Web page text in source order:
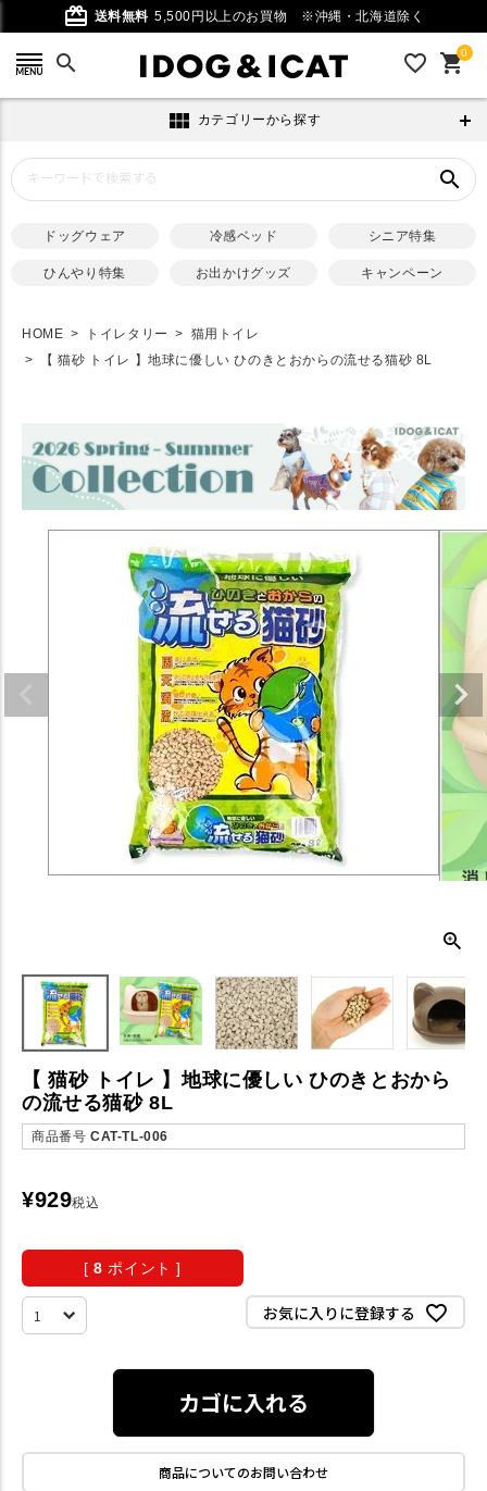
card_giftcard 送料無料 5,500円以上のお買物 ※沖縄・北海道除く
search favorite_outline 0
shopping_cart
view_module カテゴリーから探す
search
ドッグウェア 冷感ベッド シニア特集
ひんやり特集 お出かけグッズ キャンペーン
HOME トイレタリー
猫用トイレ
【 猫砂 トイレ 】地球に優しい ひのきとおからの流せる猫砂 8L
【 猫砂 トイレ 】地球に優しい ひのきとおから
の流せる猫砂 8L
商品番号 CAT-TL-006
¥929税込
[ 8 ポイント ]
お気に入りに登録する
カゴに入れる
商品についてのお問い合わせ